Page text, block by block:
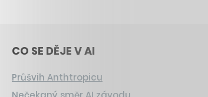
CO SE DĚJE V AI
Průšvih Anthtropicu